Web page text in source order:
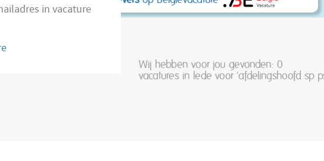
in vacature
Wij hebben voor jou gevonden: 0
vacatures in lede voor 'afdelingshoofd sp